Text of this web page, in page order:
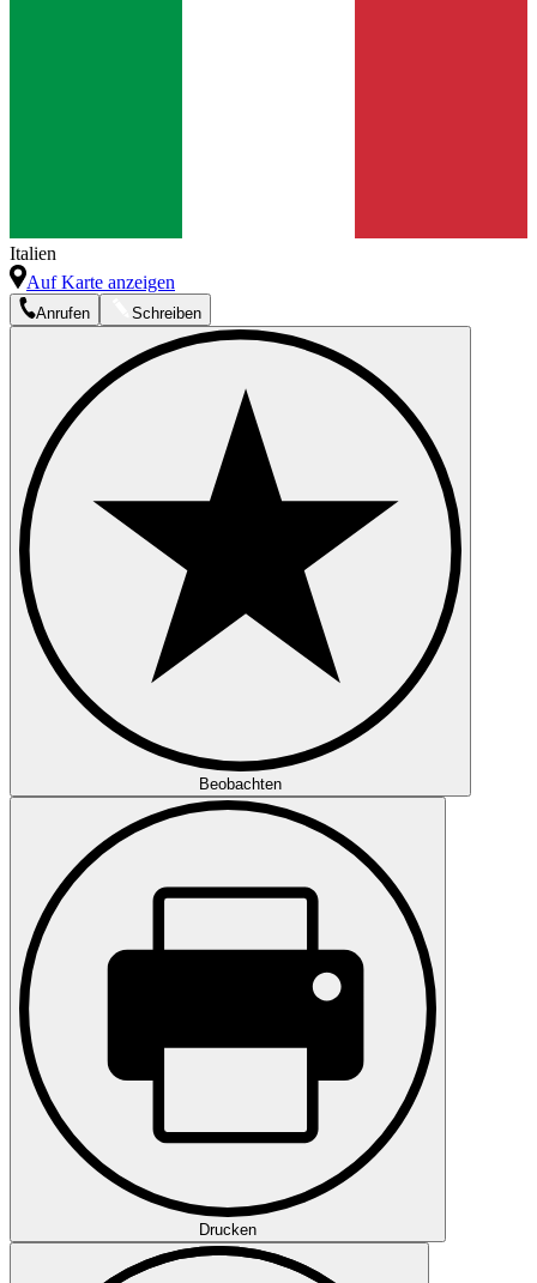
Italien
Auf Karte anzeigen
Anrufen Schreiben
Beobachten
Drucken